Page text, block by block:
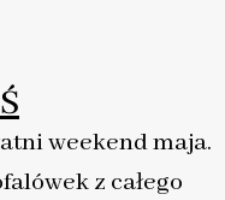
weekend maja.
z całego